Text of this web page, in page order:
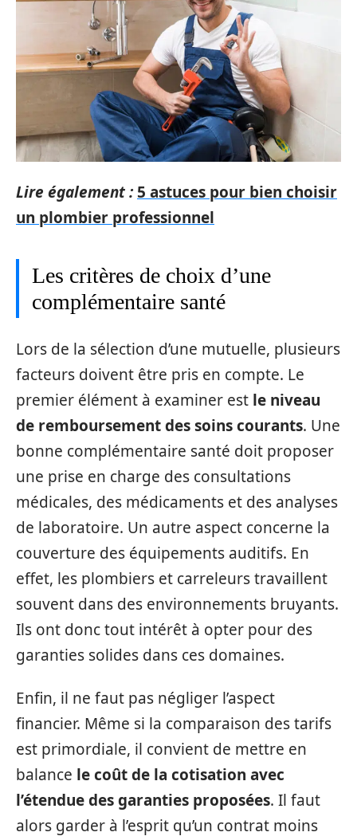
Lire également : 5 astuces pour bien choisir
un plombier professionnel
Les critères de choix d’une
complémentaire santé
Lors de la sélection d’une mutuelle, plusieurs
facteurs doivent être pris en compte. Le
premier élément à examiner est le niveau
de remboursement des soins courants. Une
bonne complémentaire santé doit proposer
une prise en charge des consultations
médicales, des médicaments et des analyses
de laboratoire. Un autre aspect concerne la
couverture des équipements auditifs. En
effet, les plombiers et carreleurs travaillent
souvent dans des environnements bruyants.
Ils ont donc tout intérêt à opter pour des
garanties solides dans ces domaines.
Enfin, il ne faut pas négliger l’aspect
financier. Même si la comparaison des tarifs
est primordiale, il convient de mettre en
balance le coût de la cotisation avec
l’étendue des garanties proposées. Il faut
alors garder à l’esprit qu’un contrat moins